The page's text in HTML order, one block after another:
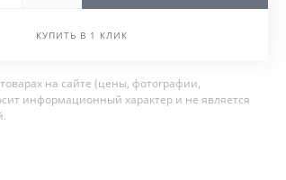
КУПИТЬ В 1 КЛИК
на сайте (цены, фотографии,
информационный характер и не является